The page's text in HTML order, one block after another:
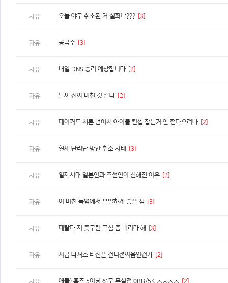
자유 오늘 야구 취소된 거 실화냐??? [3]
자유 콩국수 [3]
자유 내일 DNS 승리 예상합니다 [2]
자유 날씨 진짜 미친 것 같다 [2]
자유 페이커도 서른 넘어서 아이돌 컨셉 잡는거 안 현타오려나 [2]
자유 현재 난리난 방한 취소 사태 [3]
자유 일제시대 일본인과 조선인이 친해진 이유 [2]
자유 이 미친 폭염에서 유일하게 좋은 점 [3]
자유 페랄타 저 좆구린 포심 좀 버리라 해 [3]
자유 지금 다져스 타선은 컨디션싸움인건가 [2]
애틀) 홈즈 5이닝 61구 무실점 0BB/5K ㅅㅅㅅㅅ [2]